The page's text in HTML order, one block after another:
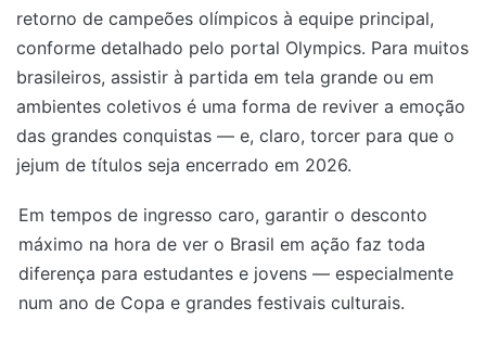
retorno de campeões olímpicos à equipe principal,
conforme detalhado pelo portal Olympics. Para muitos
brasileiros, assistir à partida em tela grande ou em
ambientes coletivos é uma forma de reviver a emoção
das grandes conquistas — e, claro, torcer para que o
jejum de títulos seja encerrado em 2026.
Em tempos de ingresso caro, garantir o desconto
máximo na hora de ver o Brasil em ação faz toda
diferença para estudantes e jovens — especialmente
num ano de Copa e grandes festivais culturais.